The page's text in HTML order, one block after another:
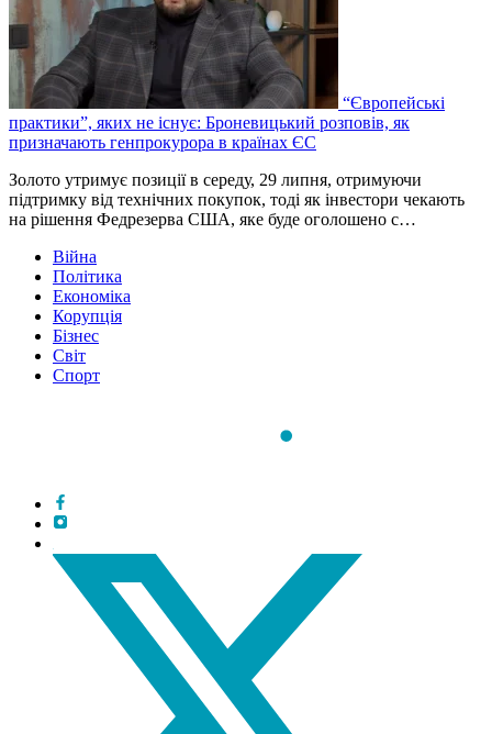
“Європейські
практики”, яких не існує: Броневицький розповів, як
призначають генпрокурора в країнах ЄС
Золото утримує позиції в середу, 29 липня, отримуючи
підтримку від технічних покупок, тоді як інвестори чекають
на рішення Федрезерва США, яке буде оголошено ‌с…
Війна
Політика
Економіка
Корупція
Бізнес
Світ
Спорт